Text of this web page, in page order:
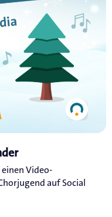
Video-
auf Social